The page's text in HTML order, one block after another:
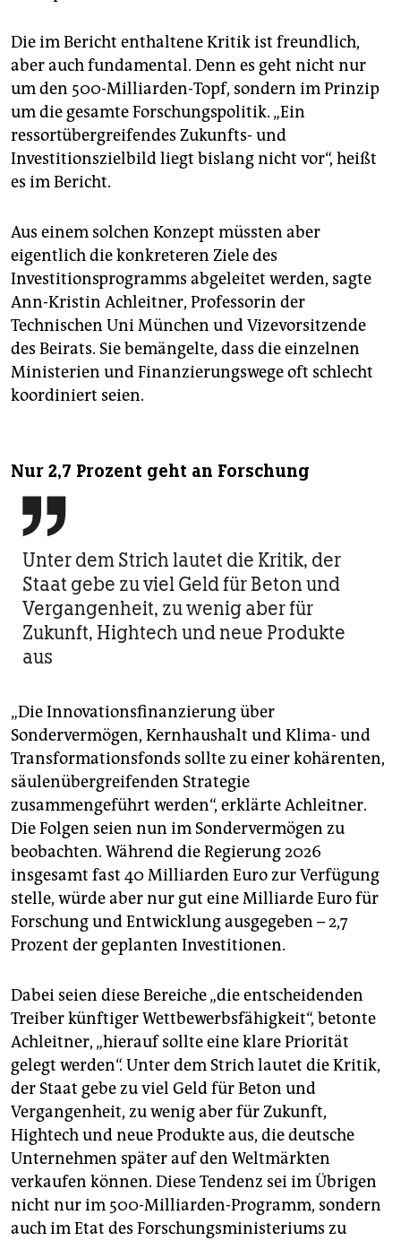
Die im Bericht enthaltene Kritik ist freundlich,
aber auch fundamental. Denn es geht nicht nur
um den 500-Milliarden-Topf, sondern im Prinzip
um die gesamte Forschungspolitik. „Ein
ressortübergreifendes Zukunfts- und
Investitionszielbild liegt bislang nicht vor“, heißt
es im Bericht.
Aus einem solchen Konzept müssten aber
eigentlich die konkreteren Ziele des
Investitionsprogramms abgeleitet werden, sagte
Ann-Kristin Achleitner, Professorin der
Technischen Uni München und Vizevorsitzende
des Beirats. Sie bemängelte, dass die einzelnen
Ministerien und Finanzierungswege oft schlecht
koordiniert seien.
Nur 2,7 Prozent geht an Forschung

Unter dem Strich lautet die Kritik, der
Staat gebe zu viel Geld für Beton und
Vergangenheit, zu wenig aber für
Zukunft, Hightech und neue Produkte
aus
„Die Innovationsfinanzierung über
Sondervermögen, Kernhaushalt und Klima- und
Transformationsfonds sollte zu einer kohärenten,
säulenübergreifenden Strategie
zusammengeführt werden“, erklärte Achleitner.
Die Folgen seien nun im Sondervermögen zu
beobachten. Während die Regierung 2026
insgesamt fast 40 Milliarden Euro zur Verfügung
stelle, würde aber nur gut eine Milliarde Euro für
Forschung und Entwicklung ausgegeben – 2,7
Prozent der geplanten Investitionen.
Dabei seien diese Bereiche „die entscheidenden
Treiber künftiger Wettbewerbsfähigkeit“, betonte
Achleitner, „hierauf sollte eine klare Priorität
gelegt werden“. Unter dem Strich lautet die Kritik,
der Staat gebe zu viel Geld für Beton und
Vergangenheit, zu wenig aber für Zukunft,
Hightech und neue Produkte aus, die deutsche
Unternehmen später auf den Weltmärkten
verkaufen können. Diese Tendenz sei im Übrigen
nicht nur im 500-Milliarden-Programm, sondern
auch im Etat des Forschungsministeriums zu